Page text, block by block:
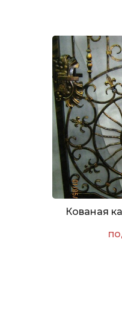
Кованая